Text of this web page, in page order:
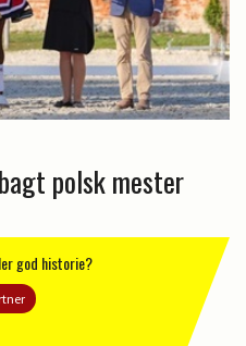
polsk mester
god historie?